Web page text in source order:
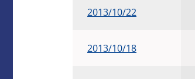
2013/10/22
2013/10/18